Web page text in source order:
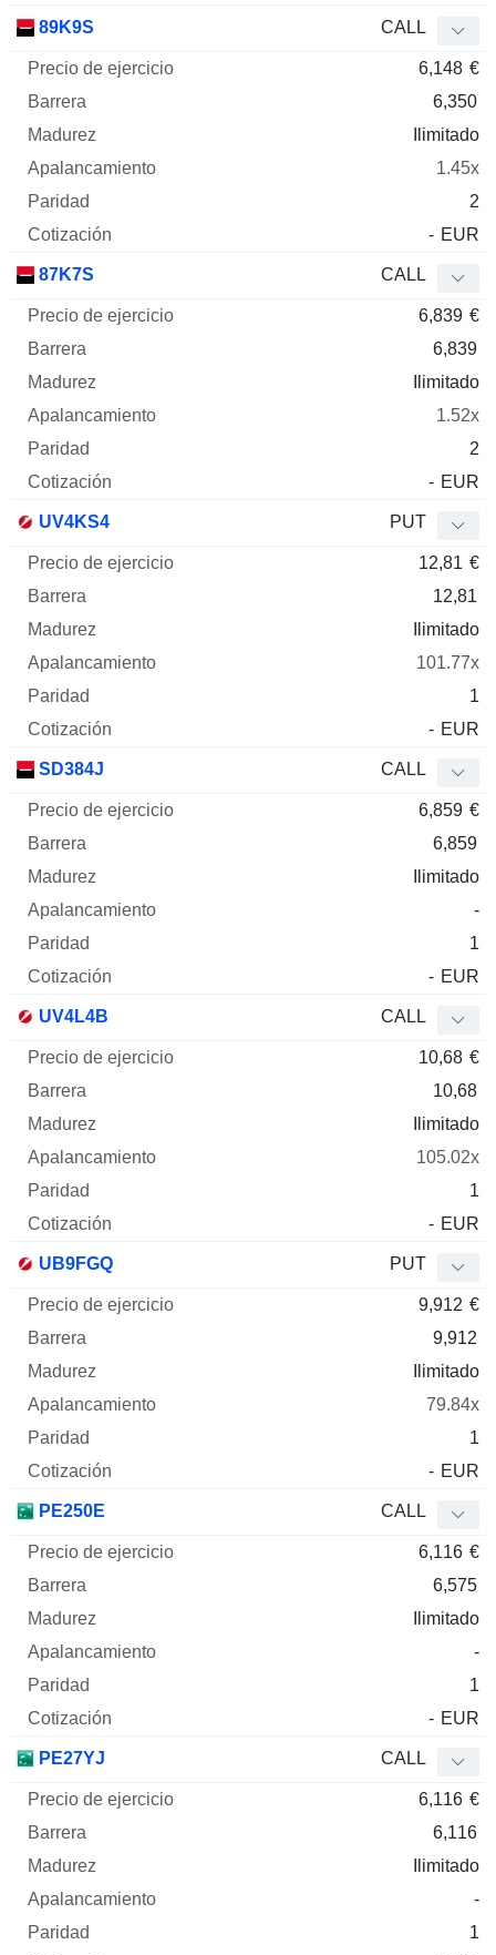
89K9S CALL
6,148 €
6,350
Ilimitado
1.45x
2
- EUR
87K7S CALL
6,839 €
6,839
Ilimitado
1.52x
2
- EUR
UV4KS4 PUT
12,81 €
12,81
Ilimitado
101.77x
1
- EUR
SD384J CALL
6,859 €
6,859
Ilimitado
-
1
- EUR
UV4L4B CALL
10,68 €
10,68
Ilimitado
105.02x
1
- EUR
UB9FGQ PUT
9,912 €
9,912
Ilimitado
79.84x
1
- EUR
PE250E CALL
6,116 €
6,575
Ilimitado
-
1
- EUR
PE27YJ CALL
6,116 €
6,116
Ilimitado
-
1